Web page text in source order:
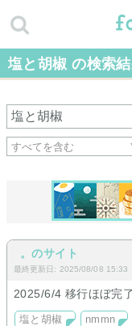
塩と胡椒 の検索
。のサイト
最終更新日: 2025/08/08 15:33
2025/6/4 移行ほぼ完
塩と胡椒 nmmn